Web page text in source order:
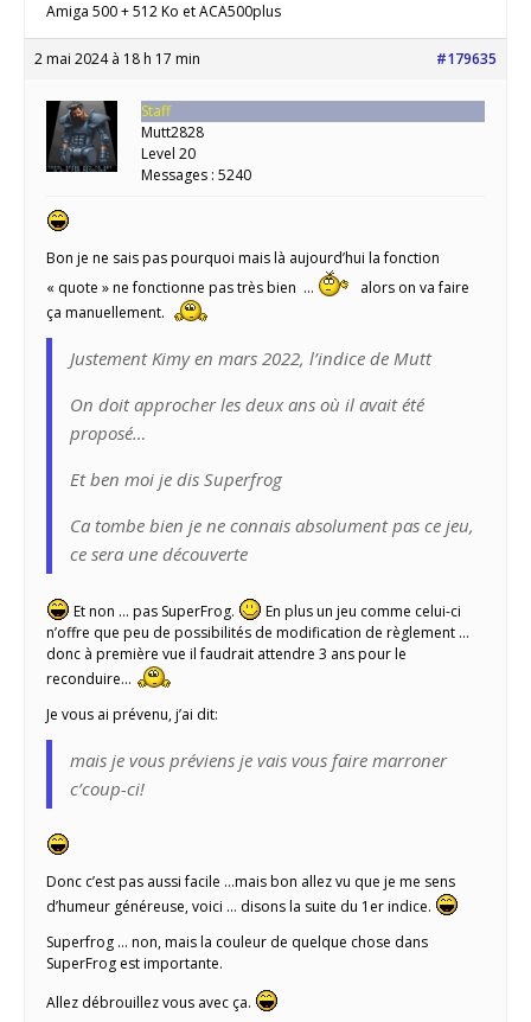
Amiga 500 + 512 Ko et ACA500plus
2 mai 2024 à 18 h 17 min #179635
Staff
Mutt2828
Level 20
Messages : 5240
Bon je ne sais pas pourquoi mais là aujourd’hui la fonction
« quote » ne fonctionne pas très bien …
alors on va faire
ça manuellement.
Justement Kimy en mars 2022, l’indice de Mutt
On doit approcher les deux ans où il avait été
proposé…
Et ben moi je dis Superfrog
Ca tombe bien je ne connais absolument pas ce jeu,
ce sera une découverte
Et non … pas SuperFrog.
En plus un jeu comme celui-ci
n’offre que peu de possibilités de modification de règlement …
donc à première vue il faudrait attendre 3 ans pour le
reconduire…
Je vous ai prévenu, j’ai dit:
mais je vous préviens je vais vous faire marroner
c’coup-ci!
Donc c’est pas aussi facile …mais bon allez vu que je me sens
d’humeur généreuse, voici … disons la suite du 1er indice.
Superfrog … non, mais la couleur de quelque chose dans
SuperFrog est importante.
Allez débrouillez vous avec ça.